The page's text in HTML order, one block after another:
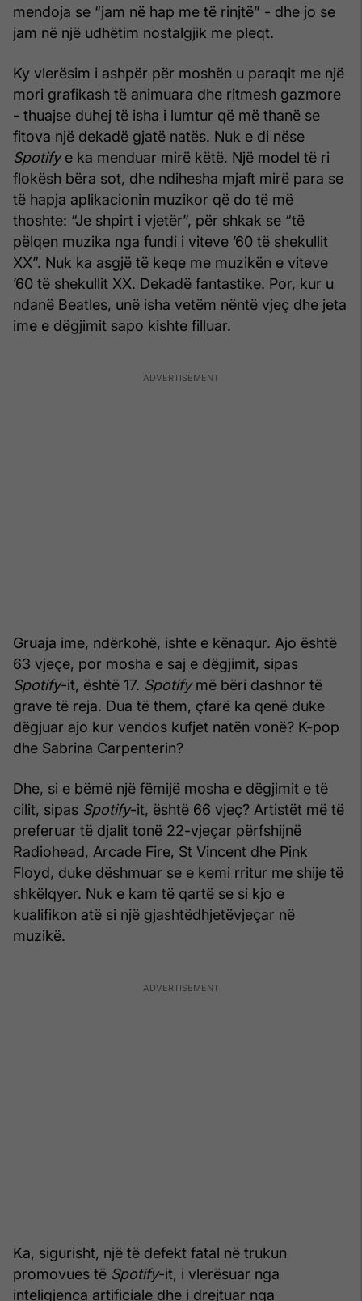
mendoja se “jam në hap me të rinjtë” - dhe jo se
jam në një udhëtim nostalgjik me pleqt.
Ky vlerësim i ashpër për moshën u paraqit me një
mori grafikash të animuara dhe ritmesh gazmore
- thuajse duhej të isha i lumtur që më thanë se
fitova një dekadë gjatë natës. Nuk e di nëse
Spotifye ka menduar mirë këtë. Një model të ri
flokësh bëra sot, dhe ndihesha mjaft mirë para se
të hapja aplikacionin muzikor që do të më
thoshte: “Je shpirt i vjetër”, për shkak se “të
pëlqen muzika nga fundi i viteve ’60 të shekullit
XX”. Nuk ka asgjë të keqe me muzikën e viteve
’60 të shekullit XX. Dekadë fantastike. Por, kur u
ndanë Beatles, unë isha vetëm nëntë vjeç dhe jeta
ime e dëgjimit sapo kishte filluar.
Gruaja ime, ndërkohë, ishte e kënaqur. Ajo është
63 vjeçe, por mosha e saj e dëgjimit, sipas
Spotify-it, është 17. Spotifymë bëri dashnor të
grave të reja. Dua të them, çfarë ka qenë duke
dëgjuar ajo kur vendos kufjet natën vonë? K-pop
dhe Sabrina Carpenterin?
Dhe, si e bëmë një fëmijë mosha e dëgjimit e të
cilit, sipas Spotify-it, është 66 vjeç? Artistët më të
preferuar të djalit tonë 22-vjeçar përfshijnë
Radiohead, Arcade Fire, St Vincent dhe Pink
Floyd, duke dëshmuar se e kemi rritur me shije të
shkëlqyer. Nuk e kam të qartë se si kjo e
kualifikon atë si një gjashtëdhjetëvjeçar në
muzikë.
Ka, sigurisht, një të defekt fatal në trukun
promovues të Spotify-it, i vlerësuar nga
inteligjenca artificiale dhe i drejtuar nga